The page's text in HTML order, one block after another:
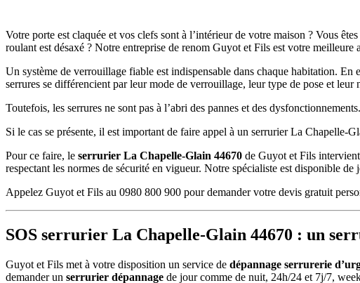
Votre porte est claquée et vos clefs sont à l’intérieur de votre maison ? Vous
roulant est désaxé ? Notre entreprise de renom Guyot et Fils est votre meilleure
Un système de verrouillage fiable est indispensable dans chaque habitation.
serrures se différencient par leur mode de verrouillage, leur type de pose et leur
Toutefois, les serrures ne sont pas à l’abri des pannes et des
Si le cas se présente, il est important de faire appel à un serrurier La Chapelle-
Pour ce faire, le serrurier La Chapelle-Glain 44670 de Guyot et Fils
respectant les normes de sécurité en vigueur. Notre spécialiste est disponible
Appelez Guyot et Fils au 0980 800 900 pour demander votre devis gratuit
SOS serrurier La Chapelle-Glain 44670 : un
Guyot et Fils met à votre disposition un service de dépannage serrurerie
demander un serrurier dépannage de jour comme de nuit, 24h/24 et 7j/7,